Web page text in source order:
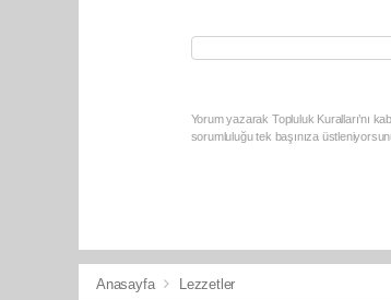
Yorum yazarak Topluluk Kuralları’nı
sorumluluğu tek başınıza
Anasayfa Lezzetler